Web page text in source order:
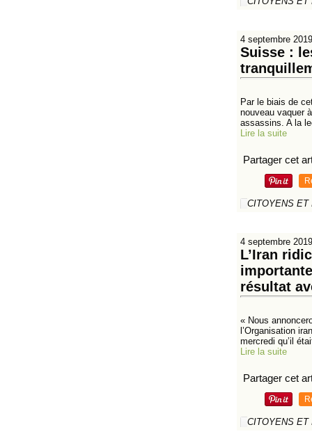
4 septembre 2019
Suisse :
Par le biais de
nouveau vaquer
assassins. A la
Lire la suite
Partager cet
CITOYENS ET
4 septembre 2019
L’Iran
résultat
« Nous
l’Organisation
mercredi qu’il
Lire la suite
Partager cet
CITOYENS ET